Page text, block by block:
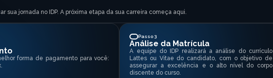
sua jornada no IDP. A próxima etapa da sua carreira começa aqui.
forma de pagamento para você:
Passo 3
Análise da Matrícula
A equipe do IDP realizará a análise do currículo
Lattes ou Vitae do candidato, com o objetivo de
assegurar a excelência e o alto nível do corpo
discente do curso.